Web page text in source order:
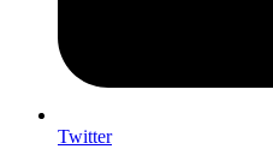
Twitter